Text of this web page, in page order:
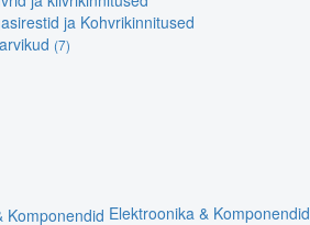
ja Kohvrikinnitused
(7)
Elektroonika & Komponendid